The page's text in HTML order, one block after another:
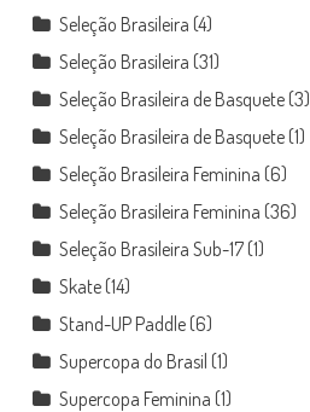
Seleção Brasileira (4)
Seleção Brasileira (31)
Seleção Brasileira de Basquete(3)
Seleção Brasileira de Basquete(1)
Seleção Brasileira Feminina (6)
Seleção Brasileira Feminina (36)
Seleção Brasileira Sub-17(1)
Skate(14)
Stand-UP Paddle(6)
Supercopa do Brasil (1)
Supercopa Feminina (1)